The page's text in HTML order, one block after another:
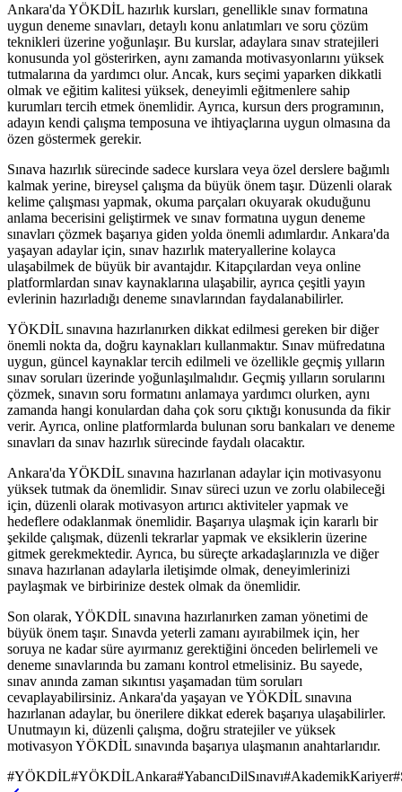
Ankara'da YÖKDİL hazırlık kursları, genellikle sınav formatına
uygun deneme sınavları, detaylı konu anlatımları ve soru çözüm
teknikleri üzerine yoğunlaşır. Bu kurslar, adaylara sınav stratejileri
konusunda yol gösterirken, aynı zamanda motivasyonlarını yüksek
tutmalarına da yardımcı olur. Ancak, kurs seçimi yaparken dikkatli
olmak ve eğitim kalitesi yüksek, deneyimli eğitmenlere sahip
kurumları tercih etmek önemlidir. Ayrıca, kursun ders programının,
adayın kendi çalışma temposuna ve ihtiyaçlarına uygun olmasına da
özen göstermek gerekir.
Sınava hazırlık sürecinde sadece kurslara veya özel derslere bağımlı
kalmak yerine, bireysel çalışma da büyük önem taşır. Düzenli olarak
kelime çalışması yapmak, okuma parçaları okuyarak okuduğunu
anlama becerisini geliştirmek ve sınav formatına uygun deneme
sınavları çözmek başarıya giden yolda önemli adımlardır. Ankara'da
yaşayan adaylar için, sınav hazırlık materyallerine kolayca
ulaşabilmek de büyük bir avantajdır. Kitapçılardan veya online
platformlardan sınav kaynaklarına ulaşabilir, ayrıca çeşitli yayın
evlerinin hazırladığı deneme sınavlarından faydalanabilirler.
YÖKDİL sınavına hazırlanırken dikkat edilmesi gereken bir diğer
önemli nokta da, doğru kaynakları kullanmaktır. Sınav müfredatına
uygun, güncel kaynaklar tercih edilmeli ve özellikle geçmiş yılların
sınav soruları üzerinde yoğunlaşılmalıdır. Geçmiş yılların sorularını
çözmek, sınavın soru formatını anlamaya yardımcı olurken, aynı
zamanda hangi konulardan daha çok soru çıktığı konusunda da fikir
verir. Ayrıca, online platformlarda bulunan soru bankaları ve deneme
sınavları da sınav hazırlık sürecinde faydalı olacaktır.
Ankara'da YÖKDİL sınavına hazırlanan adaylar için motivasyonu
yüksek tutmak da önemlidir. Sınav süreci uzun ve zorlu olabileceği
için, düzenli olarak motivasyon artırıcı aktiviteler yapmak ve
hedeflere odaklanmak önemlidir. Başarıya ulaşmak için kararlı bir
şekilde çalışmak, düzenli tekrarlar yapmak ve eksiklerin üzerine
gitmek gerekmektedir. Ayrıca, bu süreçte arkadaşlarınızla ve diğer
sınava hazırlanan adaylarla iletişimde olmak, deneyimlerinizi
paylaşmak ve birbirinize destek olmak da önemlidir.
Son olarak, YÖKDİL sınavına hazırlanırken zaman yönetimi de
büyük önem taşır. Sınavda yeterli zamanı ayırabilmek için, her
soruya ne kadar süre ayırmanız gerektiğini önceden belirlemeli ve
deneme sınavlarında bu zamanı kontrol etmelisiniz. Bu sayede,
sınav anında zaman sıkıntısı yaşamadan tüm soruları
cevaplayabilirsiniz. Ankara'da yaşayan ve YÖKDİL sınavına
hazırlanan adaylar, bu önerilere dikkat ederek başarıya ulaşabilirler.
Unutmayın ki, düzenli çalışma, doğru stratejiler ve yüksek
motivasyon YÖKDİL sınavında başarıya ulaşmanın anahtarlarıdır.
#YÖKDİL#YÖKDİLAnkara#YabancıDilSınavı#AkademikKariyer#